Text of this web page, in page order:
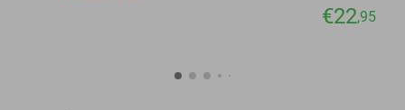
€22,95